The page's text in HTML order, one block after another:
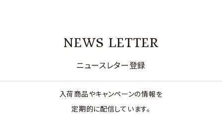
NEWS LETTER
ニュースレター登録
入荷商品やキャンペーンの情報を
定期的に配信しています。